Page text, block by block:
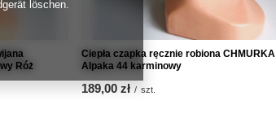
Róż
Ciepła czapka ręcznie robiona CHMURKA
Alpaka 44 karminowy
189,00 zł / szt.
löschen.